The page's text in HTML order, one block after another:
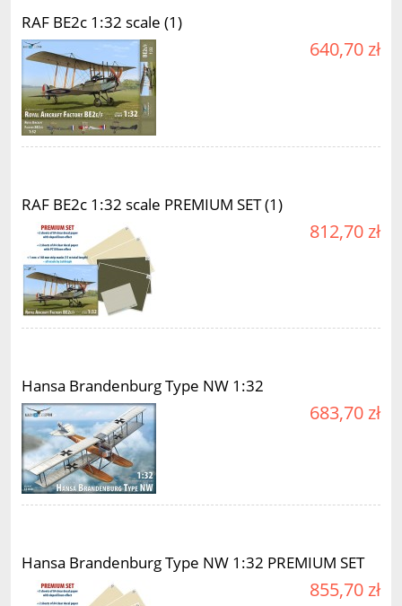
RAF BE2c 1:32 scale (1)
640,70 zł
RAF BE2c 1:32 scale PREMIUM SET (1)
812,70 zł
Hansa Brandenburg Type NW 1:32
683,70 zł
Hansa Brandenburg Type NW 1:32 PREMIUM SET
855,70 zł